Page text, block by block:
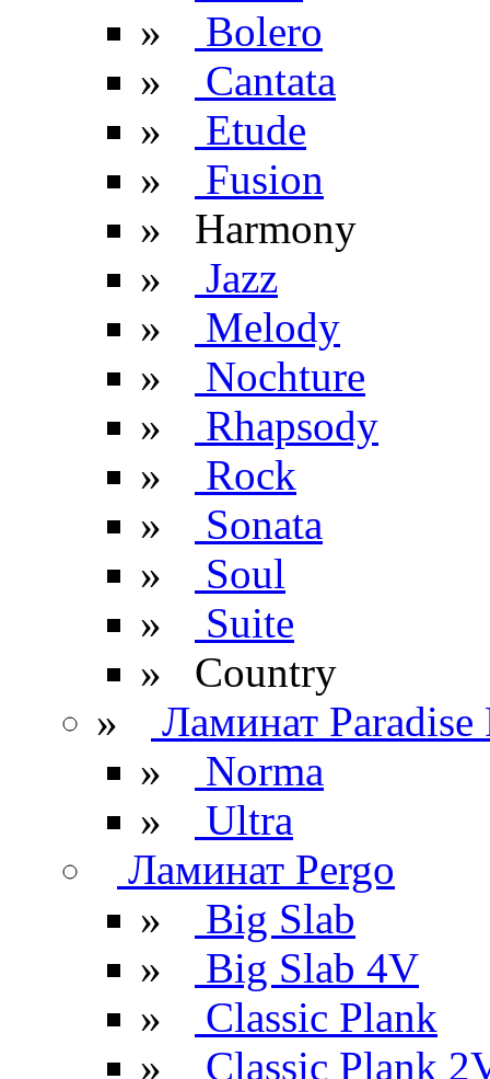
»
Bolero
»
Cantata
»
Etude
»
Fusion
» Harmony
»
Jazz
»
Melody
»
Nochture
»
Rhapsody
»
Rock
»
Sonata
»
Soul
»
Suite
» Сountry
»
Ламинат Paradise
»
Norma
»
Ultra
Ламинат Pergo
»
Big Slab
»
Big Slab 4V
»
Classic Plank
»
Classic Plank